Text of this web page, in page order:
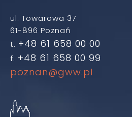
ul. Towarowa 37
61-896 Poznań
t. +48 61 658 00 00
f. +48 61 658 00 99
poznan@gww.pl